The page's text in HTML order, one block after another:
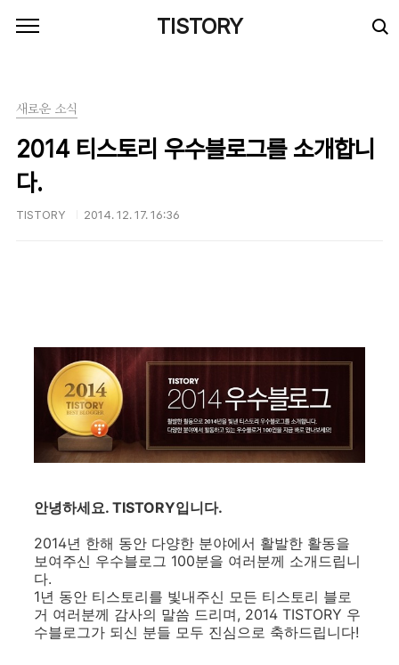
TISTORY
새로운 소식
2014 티스토리 우수블로그를 소개합니
다.
TISTORY 2014. 12. 17. 16:36
안녕하세요. TISTORY입니다.
2014년 한해 동안 다양한 분야에서 활발한 활동을
보여주신 우수블로그 100분을 여러분께 소개드립니
다.
1년 동안 티스토리를 빛내주신 모든 티스토리 블로
거 여러분께 감사의 말씀 드리며, 2014 TISTORY 우
수블로그가 되신 분들 모두 진심으로 축하드립니다!